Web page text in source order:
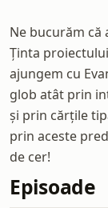
Ne bucurăm
Ținta
ajungem cu
glob atât prin
și prin cărțile
prin aceste
de cer!
Episoade